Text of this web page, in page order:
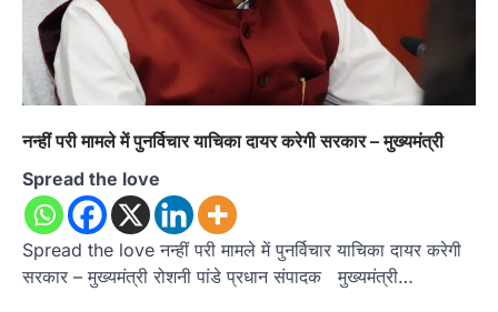
नन्हीं परी मामले में पुनर्विचार याचिका दायर करेगी सरकार – मुख्यमंत्री
Spread the love
Spread the love नन्हीं परी मामले में पुनर्विचार याचिका दायर करेगी
सरकार – मुख्यमंत्री रोशनी पांडे प्रधान संपादक मुख्यमंत्री…